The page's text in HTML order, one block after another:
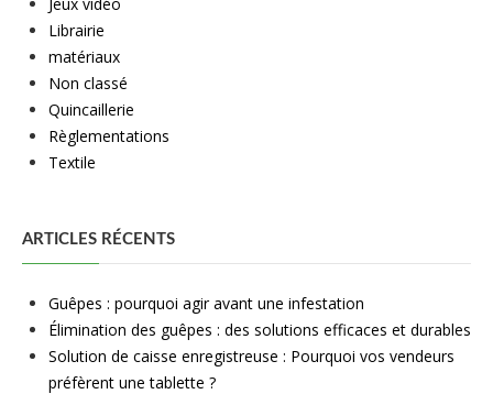
Librairie
matériaux
Non classé
Quincaillerie
Règlementations
Textile
ARTICLES RÉCENTS
Guêpes : pourquoi agir avant une infestation
Élimination des guêpes : des solutions efficaces et durables
Solution de caisse enregistreuse : Pourquoi vos vendeurs
préfèrent une tablette ?